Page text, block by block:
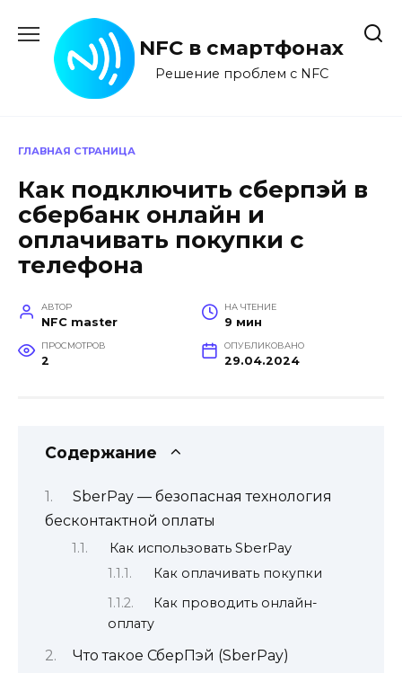
содержанию
NFC в смартфонах
Решение проблем с NFC
ГЛАВНАЯ СТРАНИЦА
Как подключить сберпэй в
сбербанк онлайн и
оплачивать покупки с
телефона
АВТОР
NFC master
НА ЧТЕНИЕ
9 мин
ПРОСМОТРОВ
2
ОПУБЛИКОВАНО
29.04.2024
Содержание
SberPay — безопасная технология
бесконтактной оплаты
Как использовать SberPay
Как оплачивать покупки
Как проводить онлайн-
оплату
Что такое СберПэй (SberPay)